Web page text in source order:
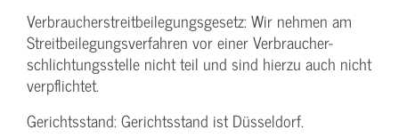
Verbraucher­streitbeilegungs­gesetz: Wir nehmen am
Streit­beilegungs­verfahren vor einer Verbraucher­
schlichtungs­stelle nicht teil und sind hierzu auch nicht
verpflichtet.
Gerichtsstand: Gerichtsstand ist Düsseldorf.